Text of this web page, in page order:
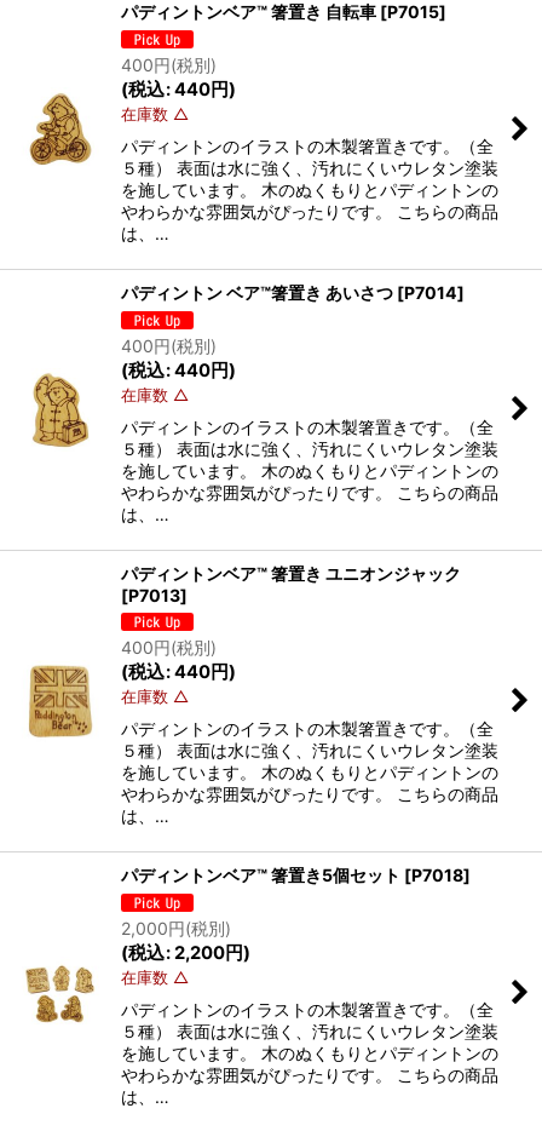
パディントンベア™ 箸置き 自転車 [P7015]
400円(税別)
(税込:440円)
在庫数 △
パディントンのイラストの木製箸置きです。（全
５種） 表面は水に強く、汚れにくいウレタン塗装
を施しています。 木のぬくもりとパディントンの
やわらかな雰囲気がぴったりです。 こちらの商品
は、…
パディントン ベア™箸置き あいさつ [P7014]
400円(税別)
(税込:440円)
在庫数 △
パディントンのイラストの木製箸置きです。（全
５種） 表面は水に強く、汚れにくいウレタン塗装
を施しています。 木のぬくもりとパディントンの
やわらかな雰囲気がぴったりです。 こちらの商品
は、…
パディントンベア™ 箸置き ユニオンジャック
[P7013]
400円(税別)
(税込:440円)
在庫数 △
パディントンのイラストの木製箸置きです。（全
５種） 表面は水に強く、汚れにくいウレタン塗装
を施しています。 木のぬくもりとパディントンの
やわらかな雰囲気がぴったりです。 こちらの商品
は、…
パディントンベア™ 箸置き5個セット [P7018]
2,000円(税別)
(税込:2,200円)
在庫数 △
パディントンのイラストの木製箸置きです。（全
５種） 表面は水に強く、汚れにくいウレタン塗装
を施しています。 木のぬくもりとパディントンの
やわらかな雰囲気がぴったりです。 こちらの商品
は、…